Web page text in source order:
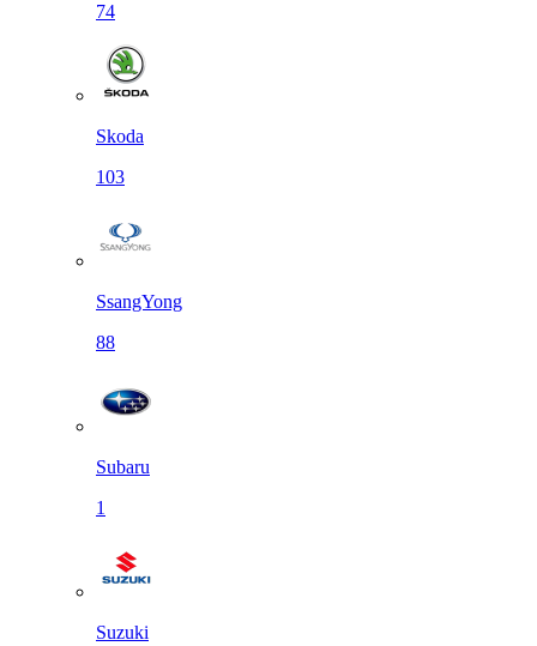
74
Skoda
103
SsangYong
88
Subaru
1
Suzuki